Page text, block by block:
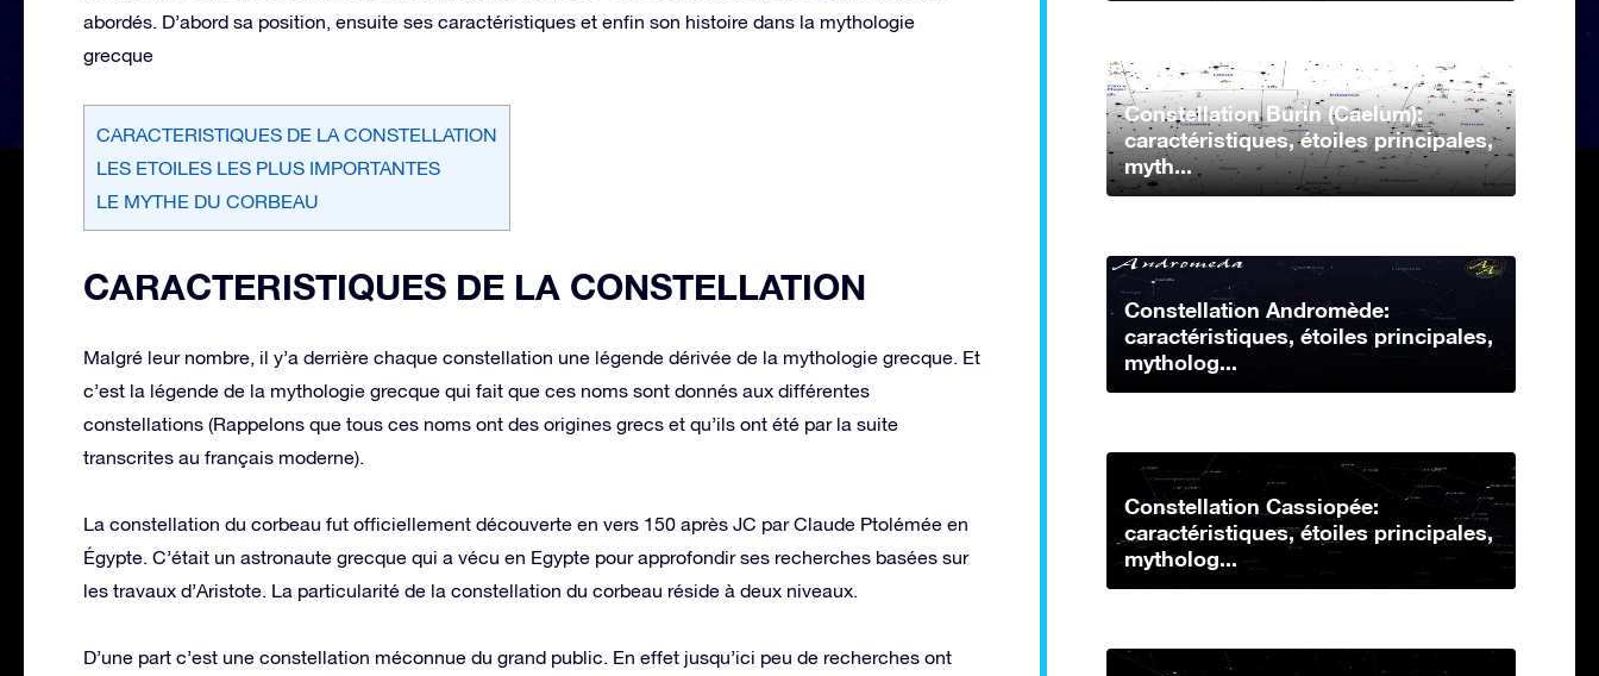
abordés. D’abord sa position, ensuite ses caractéristiques et enfin son histoire dans la mythologie
grecque
CARACTERISTIQUES DE LA CONSTELLATION
LES ETOILES LES PLUS IMPORTANTES
LE MYTHE DU CORBEAU
CARACTERISTIQUES DE LA CONSTELLATION
Malgré leur nombre, il y’a derrière chaque constellation une légende dérivée de la mythologie grecque. Et
c’est la légende de la mythologie grecque qui fait que ces noms sont donnés aux différentes
constellations (Rappelons que tous ces noms ont des origines grecs et qu’ils ont été par la suite
transcrites au français moderne).
La constellation du corbeau fut officiellement découverte en vers 150 après JC par Claude Ptolémée en
Égypte. C’était un astronaute grecque qui a vécu en Egypte pour approfondir ses recherches basées sur
les travaux d’Aristote. La particularité de la constellation du corbeau réside à deux niveaux.
D’une part c’est une constellation méconnue du grand public. En effet jusqu’ici peu de recherches ont
Constellation Burin (Caelum):
caractéristiques, étoiles principales,
myth...
Constellation Andromède:
caractéristiques, étoiles principales,
mytholog...
Constellation Cassiopée:
caractéristiques, étoiles principales,
mytholog...